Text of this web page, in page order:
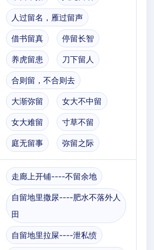
人过留名，雁过留声
借书留真 停留长智
养虎留患 刀下留人
合则留，不合则去
大渐弥留 女大不中留
女大难留 寸草不留
庭无留事 弥留之际
走廊上开铺----不留余地
自留地里撒尿----肥水不落外人
田
自留地里拉屎----泄私愤